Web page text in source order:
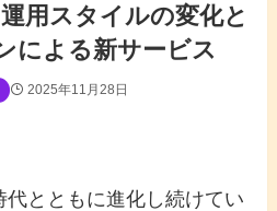
用スタイルの変化と
による新サービス
2025年11月28日
とともに進化し続けてい